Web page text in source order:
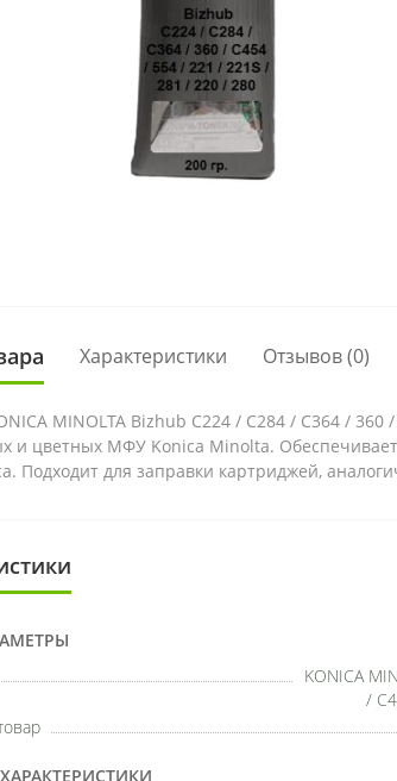
Характеристики Отзывов (0)
MINOLTA Bizhub C224 / C284 / C364 /
и цветных МФУ Konica Minolta.
Подходит для заправки картриджей,
KONICA
/